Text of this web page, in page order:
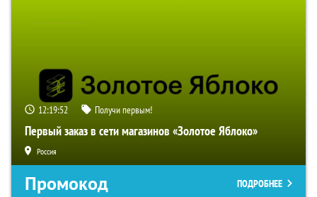
12:19:51 Получи первым!
Первый заказ в сети магазинов «Золотое Яблоко»
Россия
Промокод ПОДРОБНЕЕ